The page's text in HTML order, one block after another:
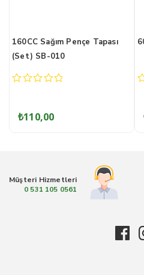
240CC Sağım Pençe Kapağı
(Tps.)
5₺260,00
Müşteri Hizmetleri
0 531 105 0561